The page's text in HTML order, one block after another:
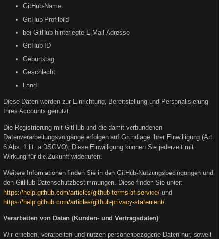
GitHub-Name
GitHub-Profilbild
bei GitHub hinterlegte E-Mail-Adresse
GitHub-ID
Geburtstag
Geschlecht
Land
Diese Daten werden zur Einrichtung, Bereitstellung und Personalisierung
Ihres Accounts genutzt.
Die Registrierung mit GitHub und die damit verbundenen
Datenverarbeitungsvorgänge erfolgen auf Grundlage Ihrer Einwilligung (Art.
6 Abs. 1 lit. a DSGVO). Diese Einwilligung können Sie jederzeit mit
Wirkung für die Zukunft widerrufen.
Weitere Informationen finden Sie in den GitHub-Nutzungsbedingungen und
den GitHub-Datenschutzbestimmungen. Diese finden Sie unter:
https://help.github.com/articles/github-terms-of-service/ und
https://help.github.com/articles/github-privacy-statement/.
Verarbeiten von Daten (Kunden- und Vertragsdaten)
Wir erheben, verarbeiten und nutzen personenbezogene Daten nur, soweit